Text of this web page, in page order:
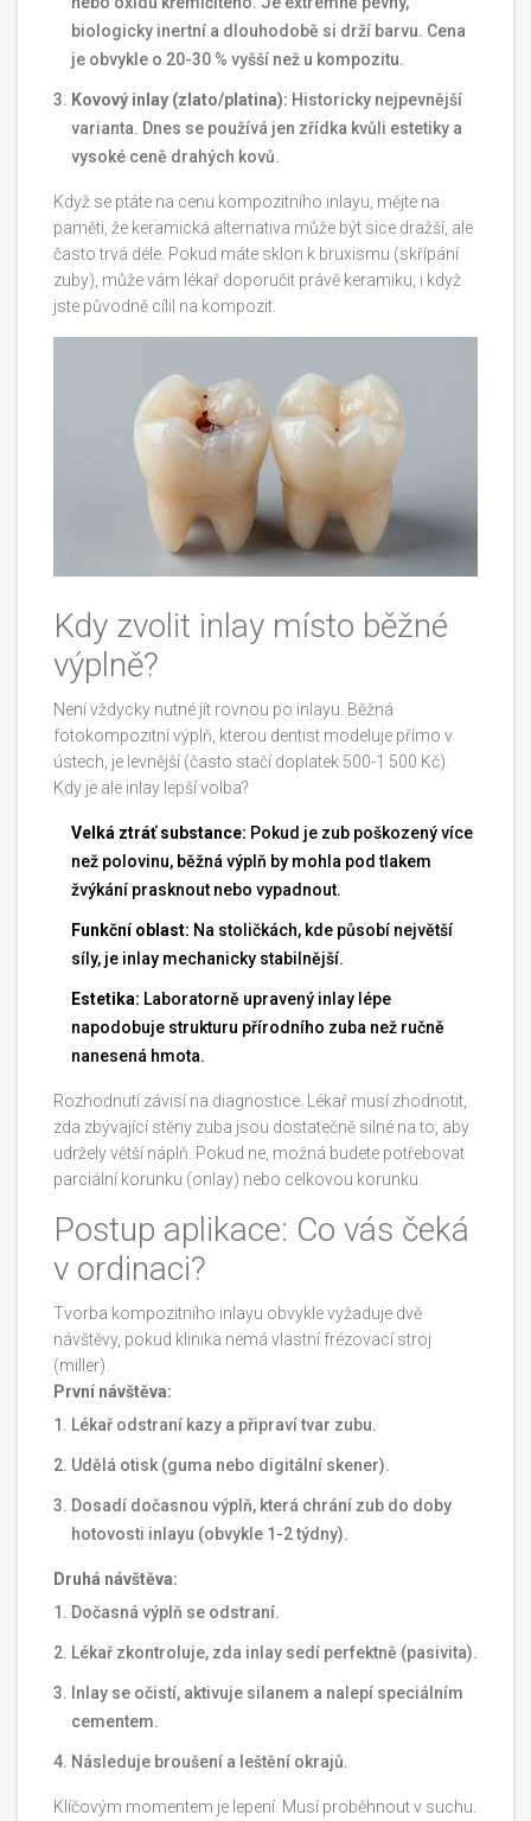
biologicky inertní a dlouhodobě si drží barvu. Cena
je obvykle o 20-30 % vyšší než u kompozitu.
Kovový inlay (zlato/platina): Historicky nejpevnější
varianta. Dnes se používá jen zřídka kvůli estetiky a
vysoké ceně drahých kovů.
Když se ptáte na cenu kompozitního inlayu, mějte na
paměti, že keramická alternativa může být sice dražší, ale
často trvá déle. Pokud máte sklon k bruxismu (skřípání
zuby), může vám lékař doporučit právě keramiku, i když
jste původně cílil na kompozit.
Kdy zvolit inlay místo běžné
výplně?
Není vždycky nutné jít rovnou po inlayu. Běžná
fotokompozitní výplň, kterou dentist modeluje přímo v
ústech, je levnější (často stačí doplatek 500-1 500 Kč).
Kdy je ale inlay lepší volba?
Velká ztráť substance: Pokud je zub poškozený více
než polovinu, běžná výplň by mohla pod tlakem
žvýkání prasknout nebo vypadnout.
Funkční oblast: Na stoličkách, kde působí největší
síly, je inlay mechanicky stabilnější.
Estetika: Laboratorně upravený inlay lépe
napodobuje strukturu přírodního zuba než ručně
nanesená hmota.
Rozhodnutí závisí na diagnostice. Lékař musí zhodnotit,
zda zbývající stěny zuba jsou dostatečně silné na to, aby
udržely větší náplň. Pokud ne, možná budete potřebovat
parciální korunku (onlay) nebo celkovou korunku.
Postup aplikace: Co vás čeká
v ordinaci?
Tvorba kompozitního inlayu obvykle vyžaduje dvě
návštěvy, pokud klinika nemá vlastní frézovací stroj
(miller).
První návštěva:
Lékař odstraní kazy a připraví tvar zubu.
Udělá otisk (guma nebo digitální skener).
Dosadí dočasnou výplň, která chrání zub do doby
hotovosti inlayu (obvykle 1-2 týdny).
Druhá návštěva:
Dočasná výplň se odstraní.
Lékař zkontroluje, zda inlay sedí perfektně (pasivita).
Inlay se očistí, aktivuje silanem a nalepí speciálním
cementem.
Následuje broušení a leštění okrajů.
Klíčovým momentem je lepení. Musí proběhnout v suchu.